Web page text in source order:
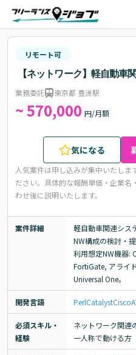
リモート可
【ネットワーク】軽自動車
業務委託 東京都 豊洲駅
~ 570,000 円/月額
気になる
人気案件は申し込みが集中いたしま
ださい。 具体的な報酬単価・企業名
わせ後に説明いたします。
案件詳細
軽自動車関連シス
NW構成の検討・
利用想定NW機器:
FortiGate, アライ
Universal One。
開発言語 PerlCatalystCisco
必須スキル・
経験
ネットワーク関連
一人称で動ける方